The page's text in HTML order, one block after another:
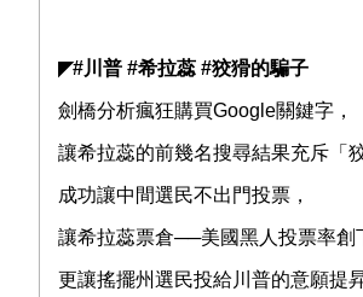
◤#川普 #希拉蕊 #狡猾的騙子
劍橋分析瘋狂購買Google關鍵字，
讓希拉蕊的前幾名搜尋結果充斥「
成功讓中間選民不出門投票，
讓希拉蕊票倉──美國黑人投票率創
更讓搖擺州選民投給川普的意願提